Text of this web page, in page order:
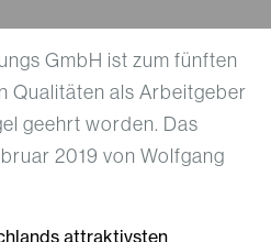
GmbH ist zum fünften
Qualitäten als Arbeitgeber
geehrt worden. Das
2019 von Wolfgang
attraktivsten